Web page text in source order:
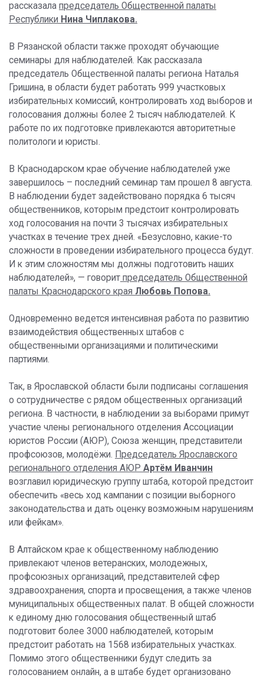
рассказала председатель Общественной палаты
Республики Нина Чиплакова.
В Рязанской области также проходят обучающие
семинары для наблюдателей. Как рассказала
председатель Общественной палаты региона Наталья
Гришина, в области будет работать 999 участковых
избирательных комиссий, контролировать ход выборов и
голосования должны более 2 тысяч наблюдателей. К
работе по их подготовке привлекаются авторитетные
политологи и юристы.
В Краснодарском крае обучение наблюдателей уже
завершилось – последний семинар там прошел 8 августа.
В наблюдении будет задействовано порядка 6 тысяч
общественников, которым предстоит контролировать
ход голосования на почти 3 тысячах избирательных
участках в течение трех дней. «Безусловно, какие-то
сложности в проведении избирательного процесса будут.
И к этим сложностям мы должны подготовить наших
наблюдателей», — говорит председатель Общественной
палаты Краснодарского края Любовь Попова.
Одновременно ведется интенсивная работа по развитию
взаимодействия общественных штабов с
общественными организациями и политическими
партиями.
Так, в Ярославской области были подписаны соглашения
о сотрудничестве с рядом общественных организаций
региона. В частности, в наблюдении за выборами примут
участие члены регионального отделения Ассоциации
юристов России (АЮР), Союза женщин, представители
профсоюзов, молодёжи. Председатель Ярославского
регионального отделения АЮР Артём Иванчин
возглавил юридическую группу штаба, которой предстоит
обеспечить «весь ход кампании с позиции выборного
законодательства и дать оценку возможным нарушениям
или фейкам».
В Алтайском крае к общественному наблюдению
привлекают членов ветеранских, молодежных,
профсоюзных организаций, представителей сфер
здравоохранения, спорта и просвещения, а также членов
муниципальных общественных палат. В общей сложности
к единому дню голосования общественный штаб
подготовит более 3000 наблюдателей, которым
предстоит работать на 1568 избирательных участках.
Помимо этого общественники будут следить за
голосованием онлайн, а в штабе будет организовано